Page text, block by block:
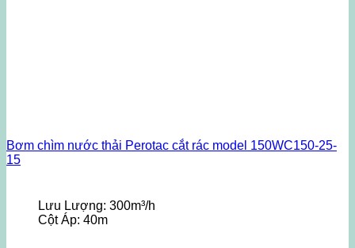
Bơm chìm nước thải Perotac cắt rác model 150WC150-25-
15
Lưu Lượng: 300m³/h
Cột Áp: 40m